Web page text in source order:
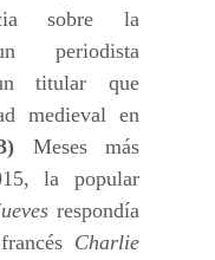
sobre la
periodista
titular que
medieval en
Meses más
la popular
respondía
Charlie